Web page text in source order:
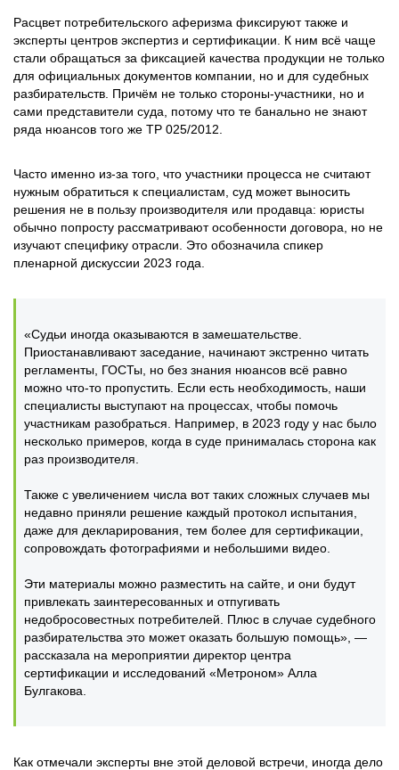
Расцвет потребительского аферизма фиксируют также и
эксперты центров экспертиз и сертификации. К ним всё чаще
стали обращаться за фиксацией качества продукции не только
для официальных документов компании, но и для судебных
разбирательств. Причём не только стороны-участники, но и
сами представители суда, потому что те банально не знают
ряда нюансов того же ТР 025/2012.
Часто именно из-за того, что участники процесса не считают
нужным обратиться к специалистам, суд может выносить
решения не в пользу производителя или продавца: юристы
обычно попросту рассматривают особенности договора, но не
изучают специфику отрасли. Это обозначила спикер
пленарной дискуссии 2023 года.
«Судьи иногда оказываются в замешательстве.
Приостанавливают заседание, начинают экстренно читать
регламенты, ГОСТы, но без знания нюансов всё равно
можно что-то пропустить. Если есть необходимость, наши
специалисты выступают на процессах, чтобы помочь
участникам разобраться. Например, в 2023 году у нас было
несколько примеров, когда в суде принималась сторона как
раз производителя.
Также с увеличением числа вот таких сложных случаев мы
недавно приняли решение каждый протокол испытания,
даже для декларирования, тем более для сертификации,
сопровождать фотографиями и небольшими видео.
Эти материалы можно разместить на сайте, и они будут
привлекать заинтересованных и отпугивать
недобросовестных потребителей. Плюс в случае судебного
разбирательства это может оказать большую помощь», —
рассказала на мероприятии директор центра
сертификации и исследований «Метроном» Алла
Булгакова.
Как отмечали эксперты вне этой деловой встречи, иногда дело